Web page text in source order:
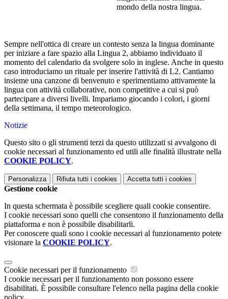
mondo della nostra lingua.
Sempre nell'ottica di creare un contesto senza la lingua dominante
per iniziare a fare spazio alla Lingua 2, abbiamo individuato il
momento del calendario da svolgere solo in inglese. Anche in questo
caso introduciamo un rituale per inserire l'attività di L2. Cantiamo
insieme una canzone di benvenuto e sperimentiamo attivamente la
lingua con attività collaborative, non competitive a cui si può
partecipare a diversi livelli. Impariamo giocando i colori, i giorni
della settimana, il tempo meteorologico.
Notizie
Questo sito o gli strumenti terzi da questo utilizzati si avvalgono di
cookie necessari al funzionamento ed utili alle finalità illustrate nella
COOKIE POLICY.
Personalizza Rifiuta tutti i cookies Accetta tutti i cookies
Gestione cookie
In questa schermata è possibile scegliere quali cookie consentire.
I cookie necessari sono quelli che consentono il funzionamento della
piattaforma e non è possibile disabilitarli.
Per conoscere quali sono i cookie necessari al funzionamento potete
visionare la COOKIE POLICY.
Cookie necessari per il funzionamento
I cookie necessari per il funzionamento non possono essere
disabilitati. È possibile consultare l'elenco nella pagina della cookie